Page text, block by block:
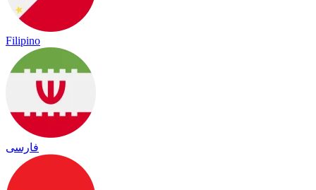
Filipino
فارسی